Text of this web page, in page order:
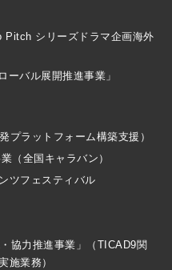
Pitch シリーズドラマ企画海外
ーバル展開推進事業」
プラットフォーム構築支援）
（全国キャラバン）
ツフェスティバル
協力推進事業」（TICAD9関
施業務）